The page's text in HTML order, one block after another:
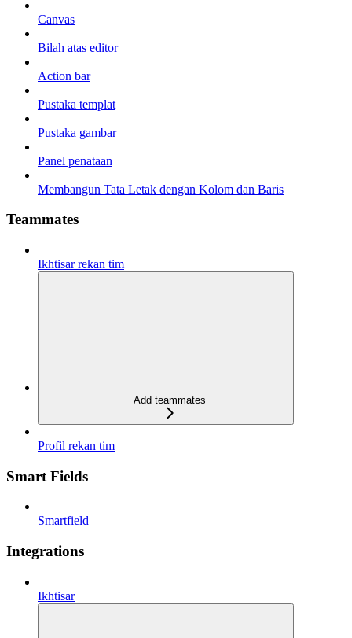
Canvas
Bilah atas editor
Action bar
Pustaka templat
Pustaka gambar
Panel penataan
Membangun Tata Letak dengan Kolom dan Baris
Teammates
Ikhtisar rekan tim
Add teammates
Profil rekan tim
Smart Fields
Smartfield
Integrations
Ikhtisar